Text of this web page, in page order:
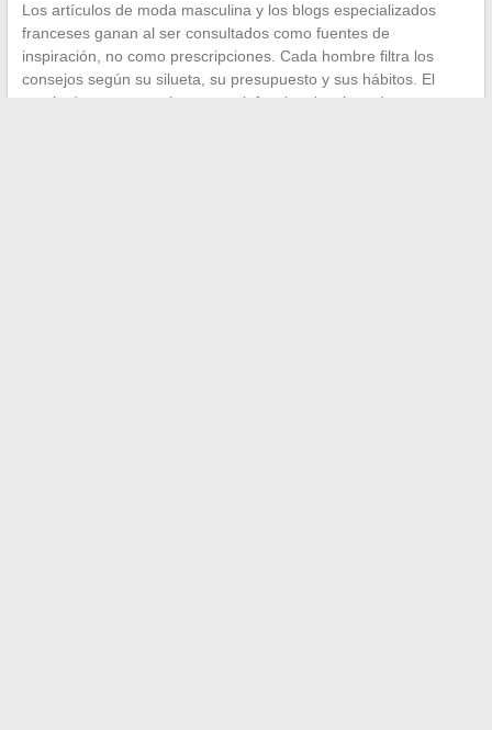
Los artículos de moda masculina y los blogs especializados
franceses ganan al ser consultados como fuentes de
inspiración, no como prescripciones. Cada hombre filtra los
consejos según su silueta, su presupuesto y sus hábitos. El
resultado, un vestuario personal, funcional y ajustado, no se